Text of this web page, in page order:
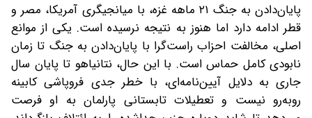
پایان‌دادن به جنگ ۲۱ ماهه غزه، با میانجیگری آمریکا، مصر و
قطر ادامه دارد اما هنوز به نتیجه نرسیده است. یکی از موانع
اصلی، مخالفت احزاب راست‌گرا با پایان‌دادن به جنگ تا زمان
نابودی کامل حماس است. با این حال، نتانیاهو تا پایان سال
جاری به دلایل آیین‌نامه‌ای، با خطر جدی فروپاشی کابینه
روبه‌رو نیست و تعطیلات تابستانی پارلمان به او فرصت